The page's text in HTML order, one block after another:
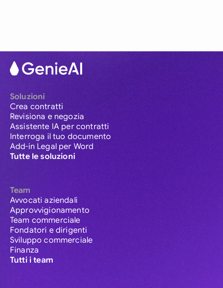
Soluzioni
Crea contratti
Revisiona e negozia
Assistente IA per contratti
Interroga il tuo documento
Add-in Legal per Word
Tutte le soluzioni
Team
Avvocati aziendali
Approvvigionamento
Team commerciale
Fondatori e dirigenti
Sviluppo commerciale
Finanza
Tutti i team